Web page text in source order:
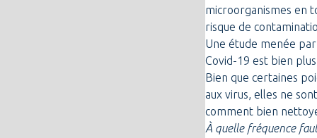
microorganismes en
risque de
Une étude menée
Covid-19 est bien
Bien que certaines
aux virus, elles ne
comment bien
À quelle fréquence